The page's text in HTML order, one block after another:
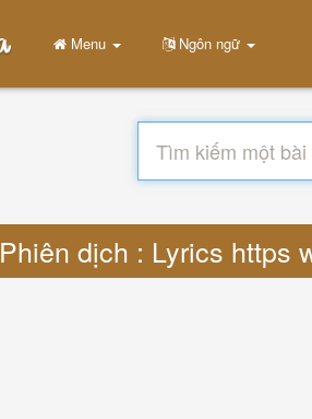
Menu Ngôn ngữ
Phiên dịch : Lyrics https